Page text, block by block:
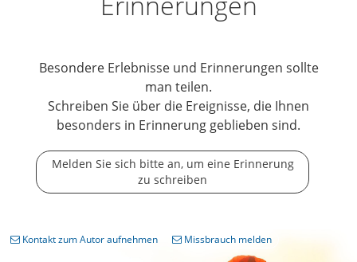
Besondere Erlebnisse und Erinnerungen sollte
man teilen.
Schreiben Sie über die Ereignisse, die Ihnen
besonders in Erinnerung geblieben sind.
Melden Sie sich bitte an, um eine Erinnerung
zu schreiben
Kontakt zum Autor aufnehmen Missbrauch melden